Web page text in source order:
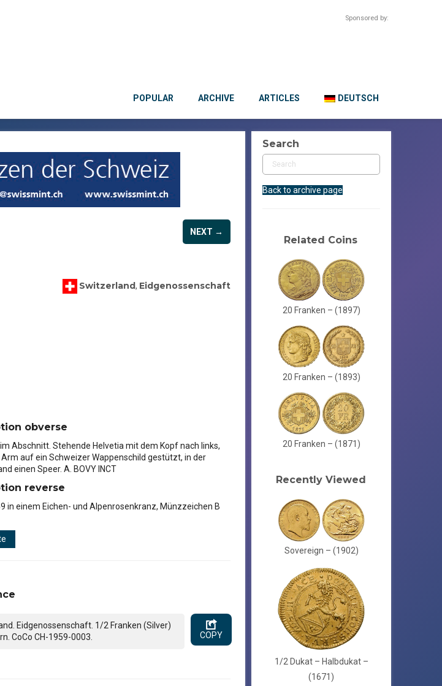
Sponsored by:
POPULAR ARCHIVE ARTICLES DEUTSCH
NEXT →
Switzerland, Eidgenossenschaft
obverse
im Abschnitt. Stehende Helvetia mit dem Kopf nach links,
auf ein Schweizer Wappenschild gestützt, in der
einen Speer. A. BOVY INCT
reverse
in einem Eichen- und Alpenrosenkranz, Münzzeichen B
Eidgenossenschaft. 1/2 Franken (Silver)
CoCo CH-1959-0003.
COPY
Search
Back to archive page
Related Coins
20 Franken – (1897)
20 Franken – (1893)
20 Franken – (1871)
Recently Viewed
Sovereign – (1902)
1/2 Dukat – Halbdukat –
(1671)